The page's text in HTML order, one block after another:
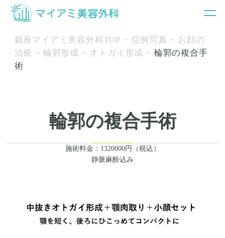
銀座マイアミ美容外科TOP 症例写真
お顔の
治療
輪郭形成 オトガイ形成
輪郭の複合手
術
輪郭の複合手術
施術料金：1320000円（税込）
静脈麻酔込み